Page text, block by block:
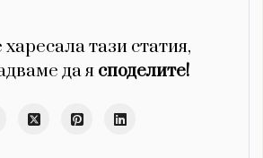
тази статия,
да я споделите!